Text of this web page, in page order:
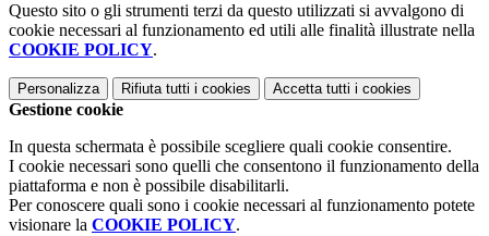
Questo sito o gli strumenti terzi da questo utilizzati si avvalgono di
cookie necessari al funzionamento ed utili alle finalità illustrate nella
COOKIE POLICY.
Personalizza Rifiuta tutti i cookies Accetta tutti i cookies
Gestione cookie
In questa schermata è possibile scegliere quali cookie consentire.
I cookie necessari sono quelli che consentono il funzionamento della
piattaforma e non è possibile disabilitarli.
Per conoscere quali sono i cookie necessari al funzionamento potete
visionare la COOKIE POLICY.